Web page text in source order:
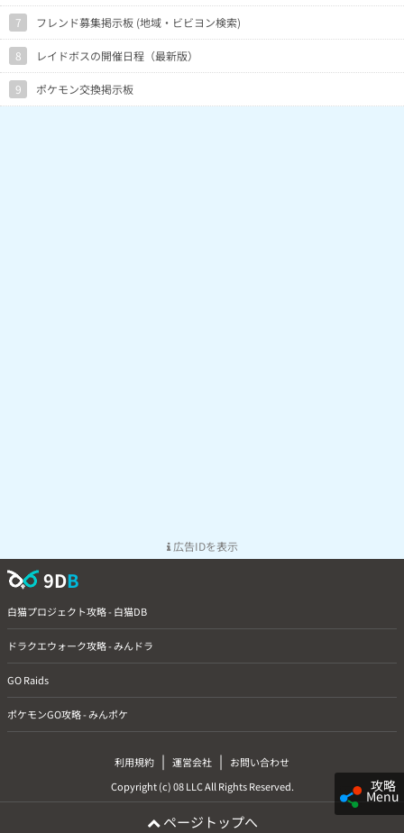
攻略
Menu
7 フレンド募集掲示板 (地域・ビビヨン検索)
8 レイドボスの開催日程（最新版）
9 ポケモン交換掲示板
広告IDを表示
9DB
白猫プロジェクト攻略 - 白猫DB
ドラクエウォーク攻略 - みんドラ
GO Raids
ポケモンGO攻略 - みんポケ
利用規約 | 運営会社 |
お問い合わせ
Copyright (c) 08 LLC All Rights Reserved.
ページトップへ